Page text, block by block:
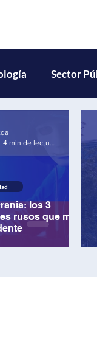
Sector
Data center
Redcómputo
los 3
rusos que más